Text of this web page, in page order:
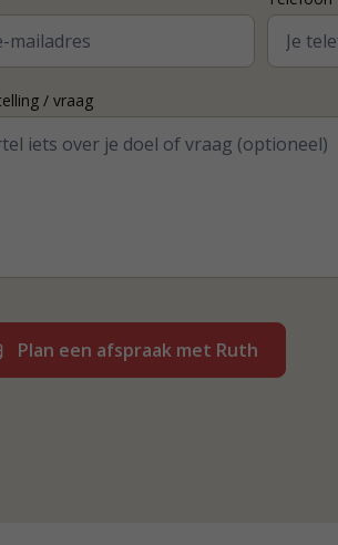
/ vraag
Plan een afspraak met Ruth